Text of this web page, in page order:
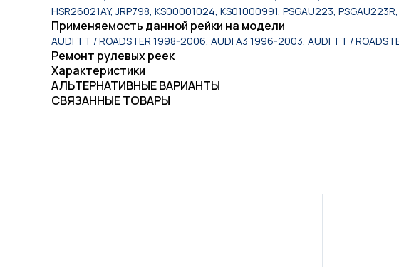
HSR26021AY, JRP798, KS00001024, KS01000991, PSGAU223,
Применяемость данной рейки на модели
AUDI TT / ROADSTER 1998-2006, AUDI A3 1996-2003, AUDI TT /
Ремонт рулевых реек
Характеристики
АЛЬТЕРНАТИВНЫЕ ВАРИАНТЫ
СВЯЗАННЫЕ ТОВАРЫ